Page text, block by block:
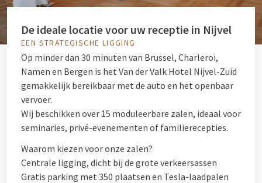
De ideale locatie voor uw receptie in Nijvel
EEN STRATEGISCHE LIGGING
Op minder dan 30 minuten van Brussel, Charleroi,
Namen en Bergen is het Van der Valk Hotel Nijvel-Zuid
gemakkelijk bereikbaar met de auto en het openbaar
vervoer.
Wij beschikken over 15 moduleerbare zalen, ideaal voor
seminaries, privé-evenementen of familierecepties.
Waarom kiezen voor onze zalen?
Centrale ligging, dicht bij de grote verkeersassen
Gratis parking met 350 plaatsen en Tesla-laadpalen